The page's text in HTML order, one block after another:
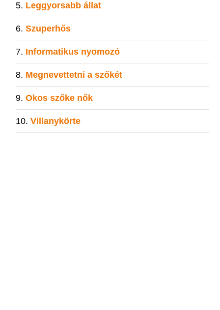
Leggyorsabb állat
Szuperhős
Informatikus nyomozó
Megnevettetni a szőkét
Okos szőke nők
Villanykörte